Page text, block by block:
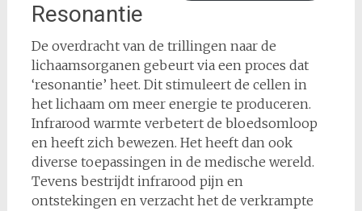
Resonantie
De overdracht van de trillingen naar de
lichaamsorganen gebeurt via een proces dat
‘resonantie’ heet. Dit stimuleert de cellen in
het lichaam om meer energie te produceren.
Infrarood warmte verbetert de bloedsomloop
en heeft zich bewezen. Het heeft dan ook
diverse toepassingen in de medische wereld.
Tevens bestrijdt infrarood pijn en
ontstekingen en verzacht het de verkrampte